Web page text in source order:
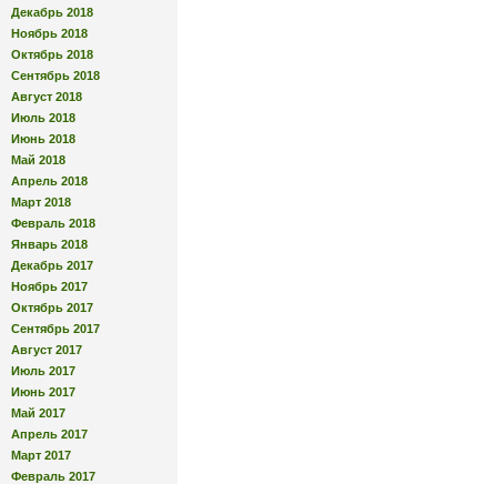
Декабрь 2018
Ноябрь 2018
Октябрь 2018
Сентябрь 2018
Август 2018
Июль 2018
Июнь 2018
Май 2018
Апрель 2018
Март 2018
Февраль 2018
Январь 2018
Декабрь 2017
Ноябрь 2017
Октябрь 2017
Сентябрь 2017
Август 2017
Июль 2017
Июнь 2017
Май 2017
Апрель 2017
Март 2017
Февраль 2017